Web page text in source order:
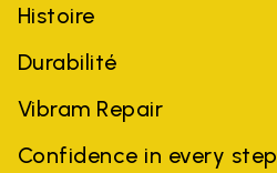
Histoire
Durabilité
Vibram Repair
Confidence in every step